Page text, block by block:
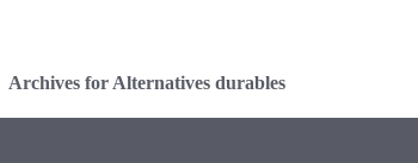
Archives for Alternatives durables